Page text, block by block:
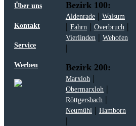
Über uns
Kontakt
Service
Werben
Bezirk 100:
Aldenrade| Walsum
| Fahrn | Overbruch |
Vierlinden | Wehofen
|
Bezirk 200:
Marxloh |
Obermarxloh |
Röttgersbach |
Neumühl | Hamborn
|